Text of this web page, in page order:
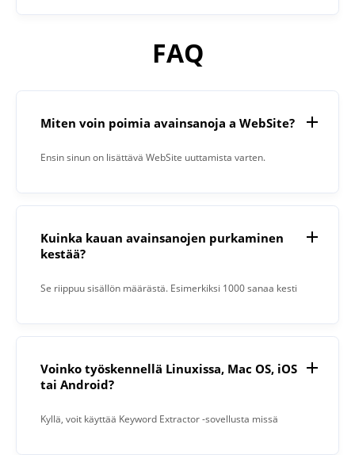
FAQ
Miten voin poimia avainsanoja a WebSite?
Ensin sinun on lisättävä WebSite uuttamista varten.
Kuinka kauan avainsanojen purkaminen
kestää?
Se riippuu sisällön määrästä. Esimerkiksi 1000 sanaa kesti
Voinko työskennellä Linuxissa, Mac OS, iOS
tai Android?
Kyllä, voit käyttää Keyword Extractor -sovellusta missä